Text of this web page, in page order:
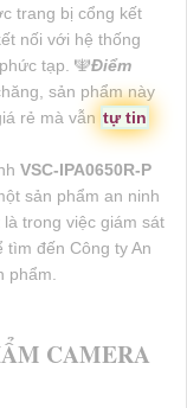
trang bị cổng kết
nối với hệ thống
tạp. ️🕎Điểm
sản phẩm này
rẻ mà vẫn tự tin
VSC-IPA0650R-P
sản phẩm an ninh
trong việc giám sát
tìm đến Công ty An
phẩm.
CAMERA